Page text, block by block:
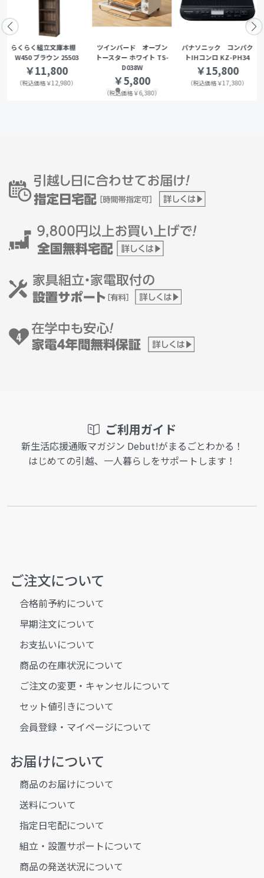
らくらく組立文庫本棚
W450 ブラウン 25503
￥11,800
（税込価格￥12,980）
ツインバード オーブン
トースター ホワイト TS-
D038W
￥5,800
（税込価格￥6,380）
パナソニック コンパク
トIHコンロ KZ-PH34
￥15,800
（税込価格￥17,380）
ご利用ガイド
新生活応援通販マガジン Debut!がまるごとわかる！
はじめての引越、一人暮らしをサポートします！
ご注文について
合格前予約について
早期注文について
お支払いについて
商品の在庫状況について
ご注文の変更・キャンセルについて
セット値引きについて
会員登録・マイページについて
お届けについて
商品のお届けについて
送料について
指定日宅配について
組立・設置サポートについて
商品の発送状況について